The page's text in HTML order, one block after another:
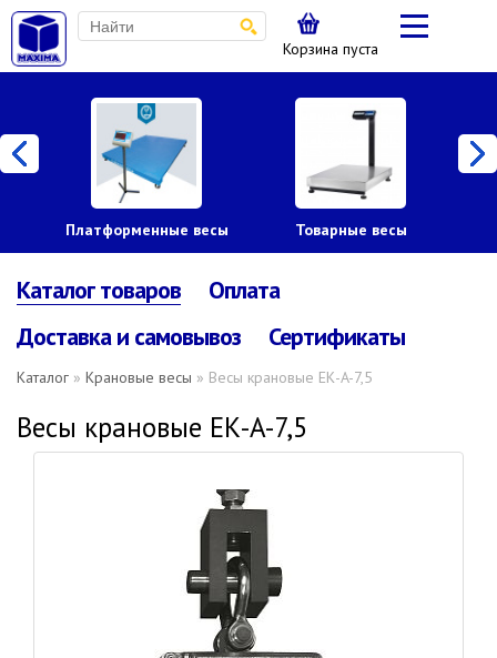
Корзина пуста
Платформенные весы Товарные весы
Каталог товаров
Оплата
Доставка и самовывоз
Сертификаты
Каталог » Крановые весы » Весы крановые ЕК-A-7,5
Весы крановые ЕК-A-7,5